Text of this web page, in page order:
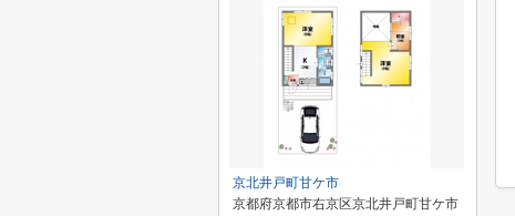
京北井戸町甘ケ市
京都府京都市右京区京北井戸町甘ケ市